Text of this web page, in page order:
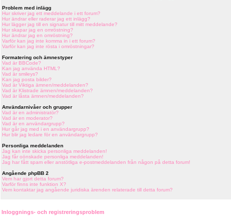
Problem med inlägg
Hur skriver jag ett meddelande i ett forum?
Hur ändrar eller raderar jag ett inlägg?
Hur lägger jag till en signatur till mitt meddelande?
Hur skapar jag en omröstning?
Hur ändrar jag en omröstning?
Varför kan jag inte komma in i ett forum?
Varför kan jag inte rösta i omröstningar?
Formatering och ämnestyper
Vad är BBCode?
Kan jag använda HTML?
Vad är smileys?
Kan jag posta bilder?
Vad är Viktiga ämnen/meddelanden?
Vad är Klistrade ämnen/meddelanden?
Vad är låsta ämnen/meddelanden?
Användarnivåer och grupper
Vad är en administratör?
Vad är en moderator?
Vad är en användargrupp?
Hur går jag med i en användargrupp?
Hur blir jag ledare för en användargrupp?
Personliga meddelanden
Jag kan inte skicka personliga meddelanden!
Jag får oönskade personliga meddelanden!
Jag har fått spam eller anstötliga e-postmeddelanden från någon på detta forum!
Angående phpBB 2
Vem har gjort detta forum?
Varför finns inte funktion X?
Vem kontaktar jag angående juridiska ärenden relaterade till detta forum?
Inloggnings- och registreringsproblem